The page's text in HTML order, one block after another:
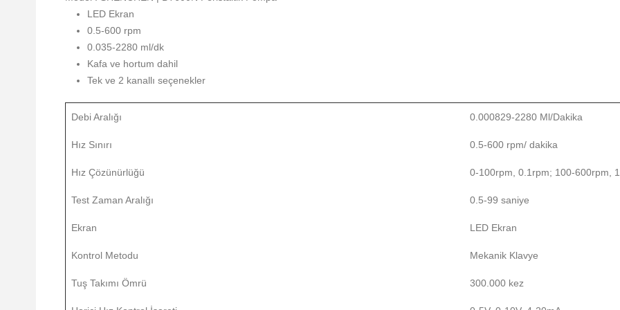
LED Ekran
0.5-600 rpm
0.035-2280 ml/dk
Kafa ve hortum dahil
Tek ve 2 kanallı seçenekler
Debi Aralığı 0.000829-2280 Ml/Dakika
Hız Sınırı 0.5-600 rpm/ dakika
Hız Çözünürlüğü 0-100rpm, 0.1rpm; 100-600rpm,
Test Zaman Aralığı 0.5-99 saniye
Ekran LED Ekran
Kontrol Metodu Mekanik Klavye
Tuş Takımı Ömrü 300.000 kez